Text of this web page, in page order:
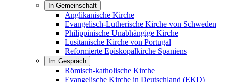
In Gemeinschaft
Anglikanische Kirche
Evangelisch-Lutherische Kirche von Schweden
Philippinische Unabhängige Kirche
Lusitanische Kirche von Portugal
Reformierte Episkopalkirche Spaniens
Im Gespräch
Römisch-katholische Kirche
Evangelische Kirche in Deutschland (EKD)